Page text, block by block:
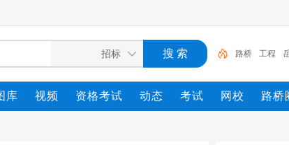
路桥 工程
械 发电机 施
库 视频 资格考试 动态 考试 网校 路桥